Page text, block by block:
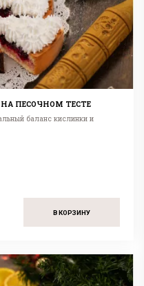
ПЕСОЧНОМ ТЕСТЕ
баланс кислинки и
В КОРЗИНУ